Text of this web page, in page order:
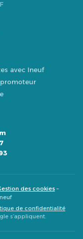
avec Ineuf
des cookies–
de confidentialité
s’appliquent.